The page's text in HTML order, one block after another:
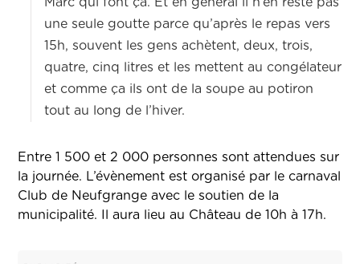
une seule goutte parce qu’après le repas vers
15h, souvent les gens achètent, deux, trois,
quatre, cinq litres et les mettent au congélateur
et comme ça ils ont de la soupe au potiron
tout au long de l’hiver.
Entre 1 500 et 2 000 personnes sont attendues sur
la journée. L’évènement est organisé par le carnaval
Club de Neufgrange avec le soutien de la
municipalité. Il aura lieu au Château de 10h à 17h.